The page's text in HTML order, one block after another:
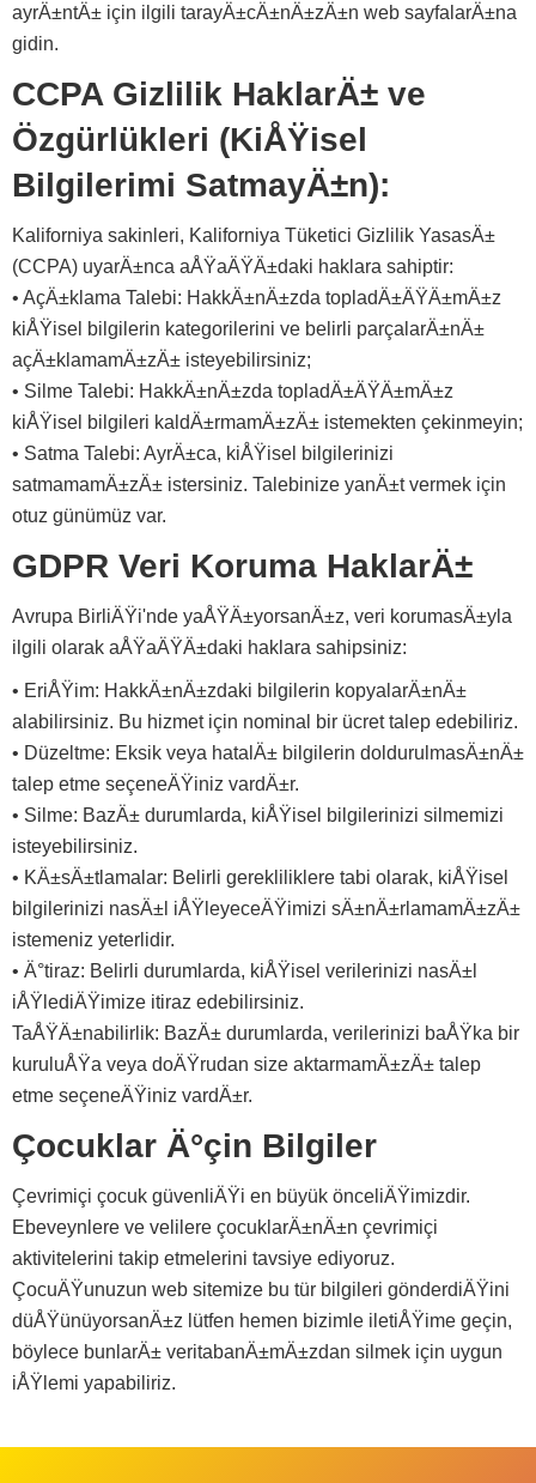
ayrÄ±ntÄ± için ilgili tarayÄ±cÄ±nÄ±zÄ±n web sayfalarÄ±na
gidin.
CCPA Gizlilik HaklarÄ± ve
Özgürlükleri (KiÅŸisel
Bilgilerimi SatmayÄ±n):
Kaliforniya sakinleri, Kaliforniya Tüketici Gizlilik YasasÄ±
(CCPA) uyarÄ±nca aÅŸaÄŸÄ±daki haklara sahiptir:
• AçÄ±klama Talebi: HakkÄ±nÄ±zda topladÄ±ÄŸÄ±mÄ±z
kiÅŸisel bilgilerin kategorilerini ve belirli parçalarÄ±nÄ±
açÄ±klamamÄ±zÄ± isteyebilirsiniz;
• Silme Talebi: HakkÄ±nÄ±zda topladÄ±ÄŸÄ±mÄ±z
kiÅŸisel bilgileri kaldÄ±rmamÄ±zÄ± istemekten çekinmeyin;
• Satma Talebi: AyrÄ±ca, kiÅŸisel bilgilerinizi
satmamamÄ±zÄ± istersiniz. Talebinize yanÄ±t vermek için
otuz günümüz var.
GDPR Veri Koruma HaklarÄ±
Avrupa BirliÄŸi'nde yaÅŸÄ±yorsanÄ±z, veri korumasÄ±yla
ilgili olarak aÅŸaÄŸÄ±daki haklara sahipsiniz:
• EriÅŸim: HakkÄ±nÄ±zdaki bilgilerin kopyalarÄ±nÄ±
alabilirsiniz. Bu hizmet için nominal bir ücret talep edebiliriz.
• Düzeltme: Eksik veya hatalÄ± bilgilerin doldurulmasÄ±nÄ±
talep etme seçeneÄŸiniz vardÄ±r.
• Silme: BazÄ± durumlarda, kiÅŸisel bilgilerinizi silmemizi
isteyebilirsiniz.
• KÄ±sÄ±tlamalar: Belirli gerekliliklere tabi olarak, kiÅŸisel
bilgilerinizi nasÄ±l iÅŸleyeceÄŸimizi sÄ±nÄ±rlamamÄ±zÄ±
istemeniz yeterlidir.
• Ä°tiraz: Belirli durumlarda, kiÅŸisel verilerinizi nasÄ±l
iÅŸlediÄŸimize itiraz edebilirsiniz.
TaÅŸÄ±nabilirlik: BazÄ± durumlarda, verilerinizi baÅŸka bir
kuruluÅŸa veya doÄŸrudan size aktarmamÄ±zÄ± talep
etme seçeneÄŸiniz vardÄ±r.
Çocuklar Ä°çin Bilgiler
Çevrimiçi çocuk güvenliÄŸi en büyük önceliÄŸimizdir.
Ebeveynlere ve velilere çocuklarÄ±nÄ±n çevrimiçi
aktivitelerini takip etmelerini tavsiye ediyoruz.
ÇocuÄŸunuzun web sitemize bu tür bilgileri gönderdiÄŸini
düÅŸünüyorsanÄ±z lütfen hemen bizimle iletiÅŸime geçin,
böylece bunlarÄ± veritabanÄ±mÄ±zdan silmek için uygun
iÅŸlemi yapabiliriz.